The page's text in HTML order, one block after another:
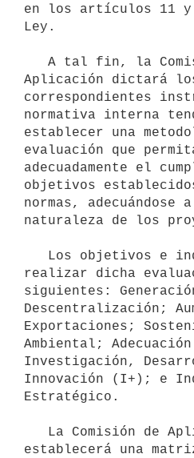
en los artículos 11
Ley.
Aplicación dictará
correspondientes
normativa interna
establecer una
evaluación que
adecuadamente el
objetivos
normas, adecuándose
naturaleza de los
realizar dicha
siguientes:
Descentralización;
Exportaciones;
Ambiental;
Investigación,
Innovación (I+); e
Estratégico.
establecerá una